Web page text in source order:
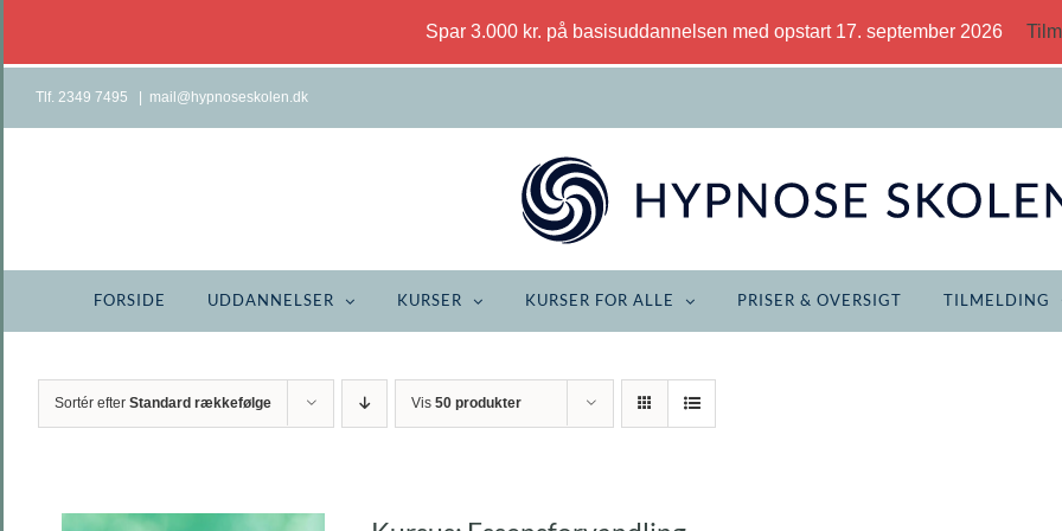
Spar 3.000 kr. på basisuddannelsen med opstart 17. september 2026
content
Tlf. 2349 7495 | mail@hypnoseskolen.dk
FORSIDE UDDANNELSER KURSER KURSER FOR ALLE PRISER & OVERSIGT TILMELDING
Sortér efter Standard rækkefølge Vis 50 produkter